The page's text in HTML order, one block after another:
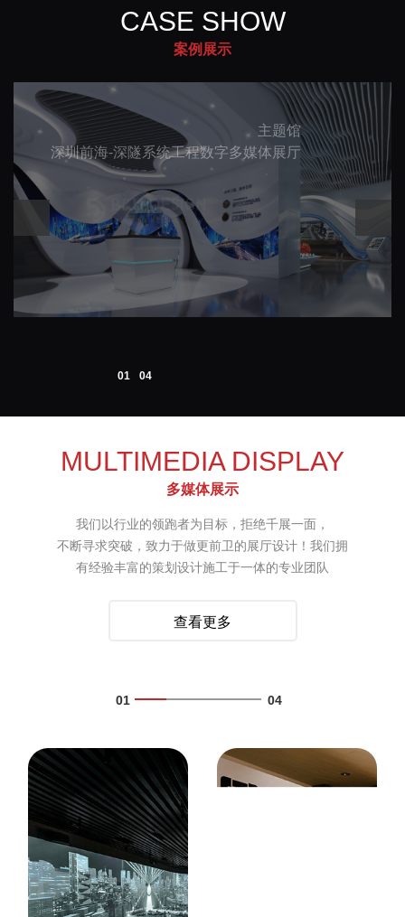
CASE SHOW
案例展示
主题馆
深圳前海-深隧系统工程数字多媒体展厅
中铁集团展厅-企业展厅
01 04
MULTIMEDIA DISPLAY
多媒体展示
我们以行业的领跑者为目标，拒绝千展一面，
不断寻求突破，致力于做更前卫的展厅设计！我们拥
有经验丰富的策划设计施工于一体的专业团队
查看更多
01 04